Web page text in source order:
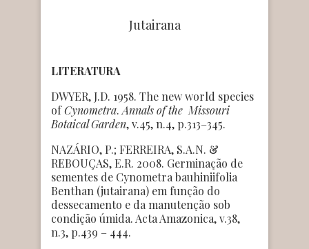
Jutairana
LITERATURA
DWYER, J.D. 1958. The new world species
ofCynometra. Annals of the Missouri
Botaical Garden, v.45, n.4, p.313–345.
NAZÁRIO, P.; FERREIRA, S.A.N. &
REBOUÇAS, E.R. 2008. Germinação de
sementes de Cynometra bauhiniifolia
Benthan (jutairana) em função do
dessecamento e da manutenção sob
condição úmida. Acta Amazonica, v.38,
n.3, p.439 – 444.